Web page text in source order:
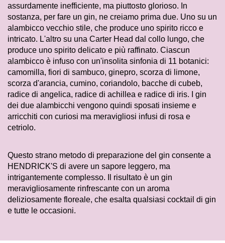
assurdamente inefficiente, ma piuttosto glorioso. In
sostanza, per fare un gin, ne creiamo prima due. Uno su un
alambicco vecchio stile, che produce uno spirito ricco e
intricato. L'altro su una Carter Head dal collo lungo, che
produce uno spirito delicato e più raffinato. Ciascun
alambicco è infuso con un'insolita sinfonia di 11 botanici:
camomilla, fiori di sambuco, ginepro, scorza di limone,
scorza d'arancia, cumino, coriandolo, bacche di cubeb,
radice di angelica, radice di achillea e radice di iris. I gin
dei due alambicchi vengono quindi sposati insieme e
arricchiti con curiosi ma meravigliosi infusi di rosa e
cetriolo.
Questo strano metodo di preparazione del gin consente a
HENDRICK'S di avere un sapore leggero, ma
intrigantemente complesso. Il risultato è un gin
meravigliosamente rinfrescante con un aroma
deliziosamente floreale, che esalta qualsiasi cocktail di gin
e tutte le occasioni.